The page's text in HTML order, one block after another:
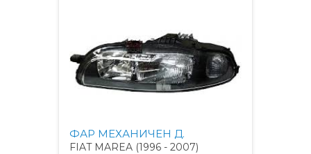
ФАР МЕХАНИЧЕН Д.
FIAT MAREA (1996 - 2007)